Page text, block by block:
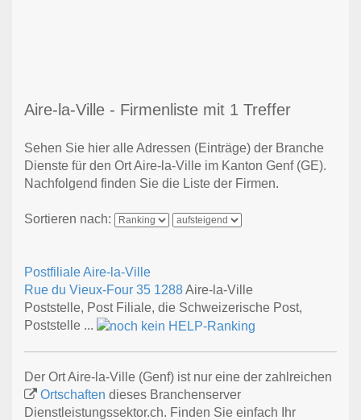
Aire-la-Ville - Firmenliste mit 1 Treffer
Sehen Sie hier alle Adressen (Einträge) der Branche
Dienste für den Ort Aire-la-Ville im Kanton Genf (GE).
Nachfolgend finden Sie die Liste der Firmen.
Sortieren nach:
Postfiliale Aire-la-Ville
Rue du Vieux-Four 35 1288Aire-la-Ville
Poststelle, Post Filiale, die Schweizerische Post,
Poststelle ...
Der Ort Aire-la-Ville (Genf) ist nur eine der zahlreichen
Ortschaften dieses Branchenserver
Dienstleistungssektor.ch. Finden Sie einfach Ihr